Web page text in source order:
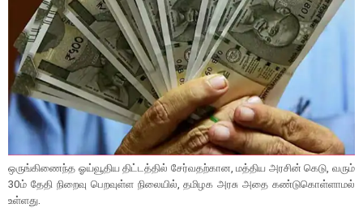
ஒருங்கிணைந்த ஓய்வூதிய திட்டத்தில் சேர்வதற்கான, மத்திய அரசின் கெடு, வரும்
30ம் தேதி நிறைவு பெறவுள்ள நிலையில், தமிழக அரசு அதை கண்டுகொள்ளாமல்
உள்ளது.